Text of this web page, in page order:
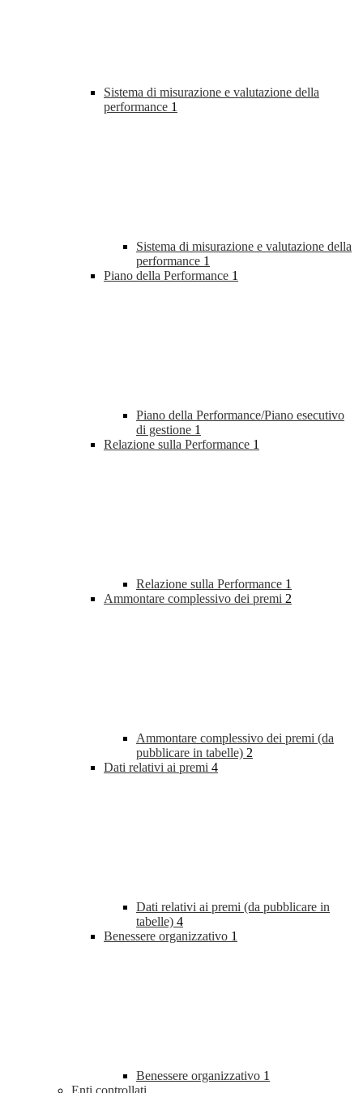
Sistema di misurazione e valutazione della
performance 1
Sistema di misurazione e valutazione della
performance 1
Piano della Performance 1
Piano della Performance/Piano esecutivo
di gestione 1
Relazione sulla Performance 1
Relazione sulla Performance 1
Ammontare complessivo dei premi 2
Ammontare complessivo dei premi (da
pubblicare in tabelle) 2
Dati relativi ai premi 4
Dati relativi ai premi (da pubblicare in
tabelle) 4
Benessere organizzativo 1
Benessere organizzativo 1